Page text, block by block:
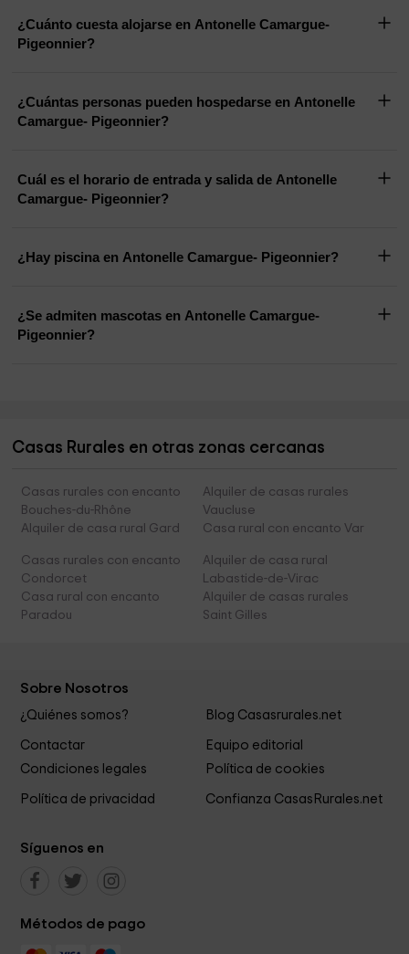
¿Cuánto cuesta alojarse en Antonelle Camargue-
Pigeonnier?
¿Cuántas personas pueden hospedarse en Antonelle
Camargue- Pigeonnier?
Cuál es el horario de entrada y salida de Antonelle
Camargue- Pigeonnier?
¿Hay piscina en Antonelle Camargue- Pigeonnier?
¿Se admiten mascotas en Antonelle Camargue-
Pigeonnier?
Casas Rurales en otras zonas cercanas
Casas rurales con encanto
Bouches-du-Rhône
Alquiler de casas rurales
Vaucluse
Alquiler de casa rural Gard
Casa rural con encanto Var
Casas rurales con encanto
Condorcet
Alquiler de casa rural
Labastide-de-Virac
Casa rural con encanto
Paradou
Alquiler de casas rurales
Saint Gilles
Sobre Nosotros
¿Quiénes somos? Blog Casasrurales.net
Contactar
Equipo editorial
Condiciones legales
Política de cookies
Política de privacidad Confianza CasasRurales.net
Síguenos en
Métodos de pago